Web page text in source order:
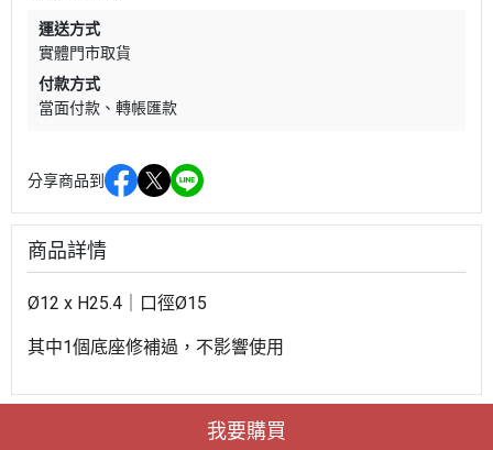
運送方式
實體門市取貨
付款方式
當面付款
轉帳匯款
分享商品到
商品詳情
Ø12 x H25.4｜ 口徑Ø15
其中1個底座修補過，不影響使用
我要購買